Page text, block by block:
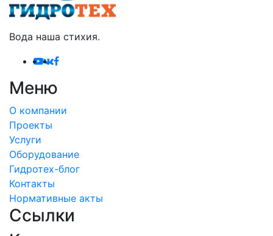
Вода наша стихия.
Меню
О компании
Проекты
Услуги
Оборудование
Гидротех-блог
Контакты
Нормативные акты
Ссылки